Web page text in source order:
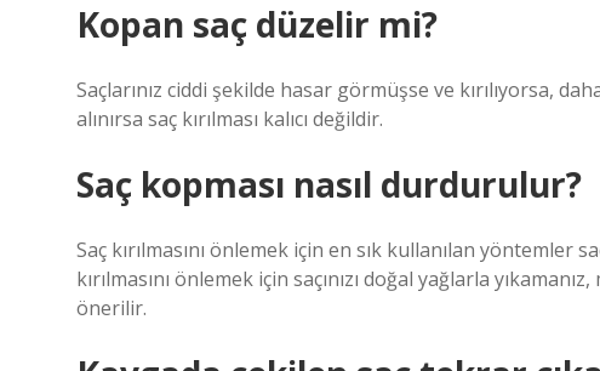
Kopan saç düzelir mi?
Saçlarınız ciddi şekilde hasar görmüşse ve kırılıyorsa,
alınırsa saç kırılması kalıcı değildir.
Saç kopması nasıl durdurulur?
Saç kırılmasını önlemek için en sık kullanılan yöntemler
kırılmasını önlemek için saçınızı doğal yağlarla
önerilir.